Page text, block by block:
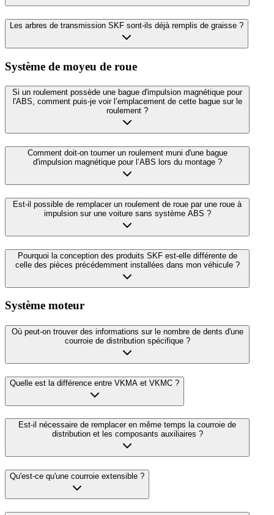
Les arbres de transmission SKF sont-ils déjà remplis de graisse ?
Système de moyeu de roue
Si un roulement possède une bague d'impulsion magnétique pour
l'ABS, comment puis-je voir l’emplacement de cette bague sur le
roulement ?
Comment doit-on tourner un roulement muni d'une bague
d'impulsion magnétique pour l’ABS lors du montage ?
Est-il possible de remplacer un roulement de roue par une roue à
impulsion sur une voiture sans système ABS ?
Pourquoi la conception des produits SKF est-elle différente de
celle des pièces précédemment installées dans mon véhicule ?
Système moteur
Où peut-on trouver des informations sur le nombre de dents d'une
courroie de distribution spécifique ?
Quelle est la différence entre VKMA et VKMC ?
Est-il nécessaire de remplacer en même temps la courroie de
distribution et les composants auxiliaires ?
Qu'est-ce qu'une courroie extensible ?